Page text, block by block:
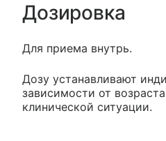
Дозировка
Для приема внутрь.
Дозу устанавливают
зависимости от
клинической ситуации.